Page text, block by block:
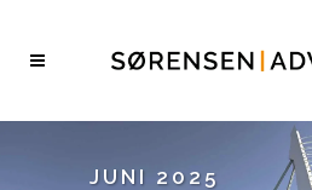
JUNI 2025